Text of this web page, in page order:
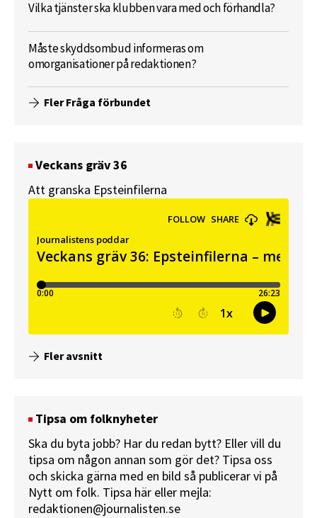
Vilka tjänster ska klubben vara med och förhandla?
Måste skyddsombud informeras om
omorganisationer på redaktionen?
Fler Fråga förbundet
Veckans gräv 36
Att granska Epsteinfilerna
Fler avsnitt
Tipsa om folknyheter
Ska du byta jobb? Har du redan bytt? Eller vill du
tipsa om någon annan som gör det? Tipsa oss
och skicka gärna med en bild så publicerar vi på
Nytt om folk. Tipsa här eller mejla:
redaktionen@journalisten.se